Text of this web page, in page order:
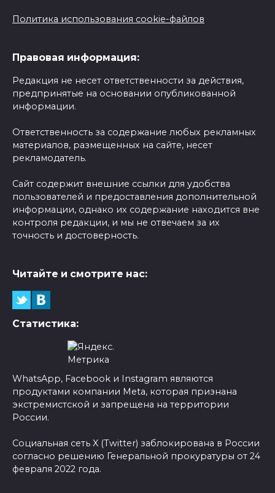
Политика использования cookie-файлов
Правовая информация:
Редакция не несет ответственности за действия,
предпринятые на основании опубликованной
информации.
Ответственность за содержание любых рекламных
материалов, размещенных на сайте, несет
рекламодатель.
Сайт содержит внешние ссылки для удобства
пользователей и предоставления дополнительной
информации, однако их содержание находится вне
контроля редакции, и мы не отвечаем за их
точность и достоверность.
Читайте и смотрите нас:
Статистика:
WhatsApp, Facebook и Instagram являются
продуктами компании Meta, которая признана
экстремистской и запрещена на территории
России.
Социальная сеть X (Twitter) заблокирована в России
согласно решению Генеральной прокуратуры от 24
февраля 2022 года.